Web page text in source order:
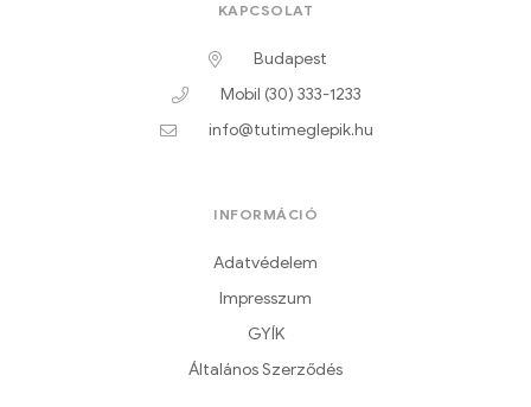
KAPCSOLAT
Budapest
Mobil (30) 333-1233
info@tutimeglepik.hu
INFORMÁCIÓ
Adatvédelem
Impresszum
GYÍK
Általános Szerződés